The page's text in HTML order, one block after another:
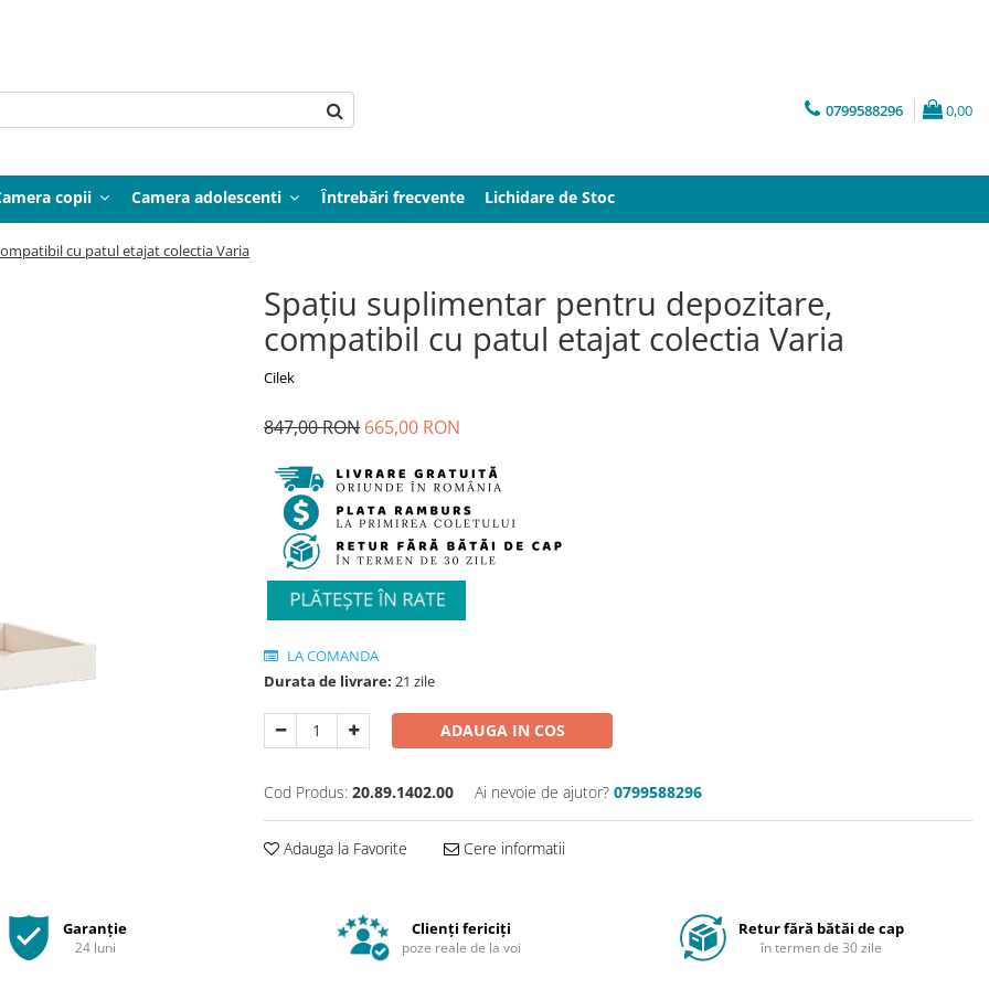
0799588296 0,00
copii Camera adolescenti Întrebări frecvente Lichidare de Stoc
cu patul etajat colectia Varia
Spațiu suplimentar pentru depozitare,
compatibil cu patul etajat colectia Varia
Cilek
847,00 RON 665,00 RON
LA COMANDA
Durata de livrare: 21 zile
ADAUGA IN COS
Cod Produs: 20.89.1402.00 Ai nevoie de ajutor? 0799588296
Adauga la Favorite Cere informatii
Garanție
24 luni
Clienți fericiți
poze reale de la voi
Retur fără bătăi de cap
în termen de 30 zile